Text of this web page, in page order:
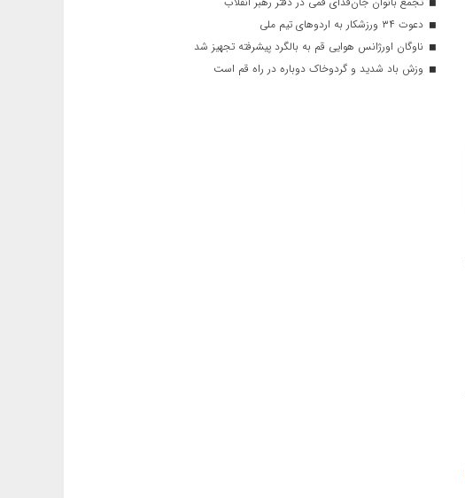
دعوت ۳۴ ورزشکار به اردوهای تیم ملی
ناوگان اورژانس هوایی قم به بالگرد پیشرفته تجهیز شد
وزش باد شدید و گردوخاک دوباره در راه قم است